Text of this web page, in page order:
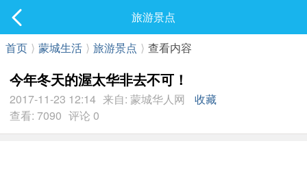
最新发表
旅游景点
首页 ⟩ 蒙城生活 ⟩ 旅游景点 ⟩ 查看内容
今年冬天的渥太华非去不可！
2017-11-23 12:14 来自: 蒙城华人网
收藏
查看: 7090 评论 0